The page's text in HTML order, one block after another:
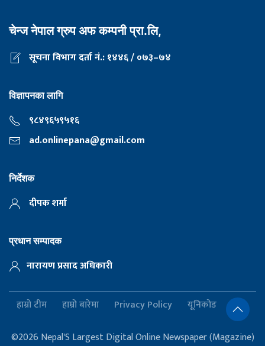
चेन्ज नेपाल ग्रुप अफ कम्पनी प्रा.लि,
सूचना विभाग दर्ता नं.: १४४६ / ०७३–७४
विज्ञापनका लागि
९८४९६५९५१६
ad.onlinepana@gmail.com
निर्देशक
दीपक शर्मा
प्रधान सम्पादक
नारायण प्रसाद अधिकारी
हाम्रो टीम हाम्रो बारेमा Privacy Policy यूनिकोड
©2026 Nepal'S Largest Digital Online Newspaper (Magazine)